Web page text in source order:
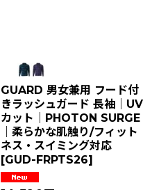
GUARD 男女兼用 フード付
きラッシュガード 長袖｜UV
カット｜PHOTON SURGE
｜柔らかな肌触り/フィット
ネス・スイミング対応
[GUD-FRPTS26]